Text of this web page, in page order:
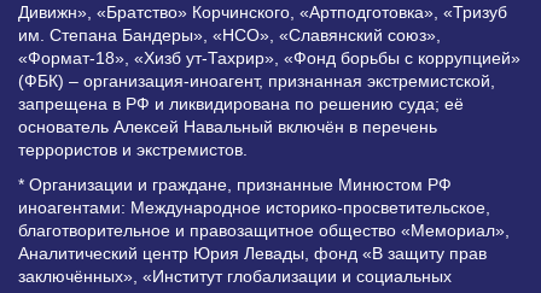
Дивижн», «Братство» Корчинского, «Артподготовка», «Тризуб
им. Степана Бандеры», «НСО», «Славянский союз»,
«Формат-18», «Хизб ут-Тахрир», «Фонд борьбы с коррупцией»
(ФБК) – организация-иноагент, признанная экстремистской,
запрещена в РФ и ликвидирована по решению суда; её
основатель Алексей Навальный включён в перечень
террористов и экстремистов.
* Организации и граждане, признанные Минюстом РФ
иноагентами: Международное историко-просветительское,
благотворительное и правозащитное общество «Мемориал»,
Аналитический центр Юрия Левады, фонд «В защиту прав
заключённых», «Институт глобализации и социальных